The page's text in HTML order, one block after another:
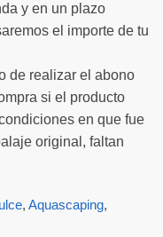
y en un plazo
el importe de tu
de realizar el abono
si el producto
en que fue
original, faltan
, Aquascaping,